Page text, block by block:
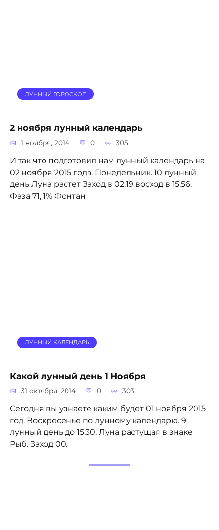
ЛУННЫЙ ГОРОСКОП
2 ноября лунный календарь
1 ноября, 2014 0 305
И так что подготовил нам лунный календарь на
02 ноября 2015 года. Понедельник. 10 лунный
день Луна растет Заход в 02.19 восход в 15.56.
Фаза 71, 1% Фонтан
ЛУННЫЙ КАЛЕНДАРЬ
Какой лунный день 1 Ноября
31 октября, 2014 0 303
Сегодня вы узнаете каким будет 01 ноября 2015
год. Воскресенье по лунному календарю. 9
лунный день до 15:30. Луна растущая в знаке
Рыб. Заход 00.